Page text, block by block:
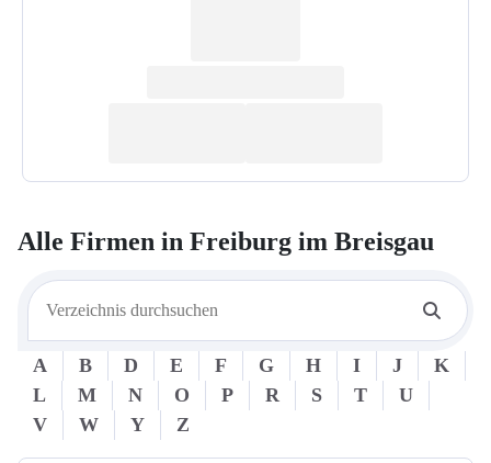
Alle Firmen in Freiburg im Breisgau
A B D E F G H I J
K
L
M N O P R S T
U
V
W Y Z